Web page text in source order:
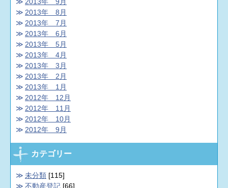
2013年 8月
2013年 7月
2013年 6月
2013年 5月
2013年 4月
2013年 3月
2013年 2月
2013年 1月
2012年 12月
2012年 11月
2012年 10月
2012年 9月
カテゴリー
未分類 [115]
不動産登記 [66]